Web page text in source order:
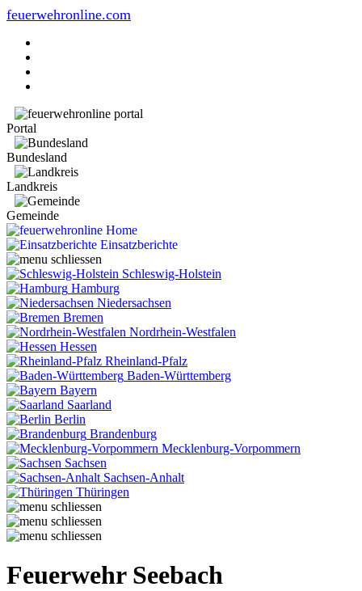
feuerwehronline.com
Portal
Bundesland
Landkreis
Gemeinde
Home
Einsatzberichte
Schleswig-Holstein
Hamburg
Niedersachsen
Bremen
Nordrhein-Westfalen
Hessen
Rheinland-Pfalz
Baden-Württemberg
Bayern
Saarland
Berlin
Brandenburg
Mecklenburg-Vorpommern
Sachsen
Sachsen-Anhalt
Thüringen
Feuerwehr Seebach